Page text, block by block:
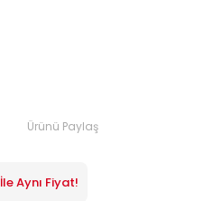
Ürünü Paylaş
Aynı Fiyat!